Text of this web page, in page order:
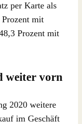
per Karte als
mit
Prozent mit
weiter vorn
2020 weitere
im Geschäft